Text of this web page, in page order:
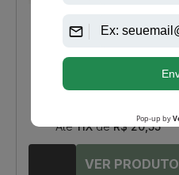
The Golden Secret By Antonio
Banderas Eau De Toilette
Masculino
Até11XdeR$ 20,55